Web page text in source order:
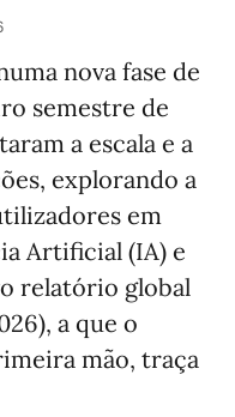
nova fase de
semestre de
a escala e a
explorando a
em
Artificial (IA) e
relatório global
a que o
mão, traça